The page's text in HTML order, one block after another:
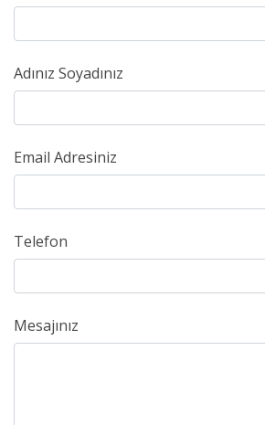
Adınız Soyadınız
Email Adresiniz
Telefon
Mesajınız